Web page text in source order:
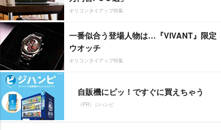
オリコンタイアップ特集
一番似合う登場人物は…『VIVANT』限定
ウオッチ
オリコンタイアップ特集
自販機にピッ！ですぐに買えちゃう
（PR）ジハンピ